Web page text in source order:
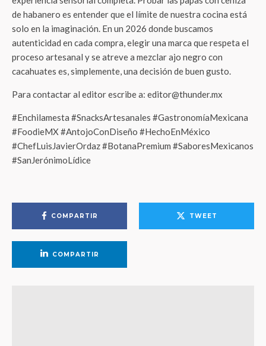
de habanero es entender que el límite de nuestra cocina está
solo en la imaginación. En un 2026 donde buscamos
autenticidad en cada compra, elegir una marca que respeta el
proceso artesanal y se atreve a mezclar ajo negro con
cacahuates es, simplemente, una decisión de buen gusto.
Para contactar al editor escribe a: editor@thunder.mx
#Enchilamesta #SnacksArtesanales #GastronomíaMexicana
#FoodieMX #AntojoConDiseño #HechoEnMéxico
#ChefLuisJavierOrdaz #BotanaPremium #SaboresMexicanos
#SanJerónimoLídice
COMPARTIR TWEET
COMPARTIR